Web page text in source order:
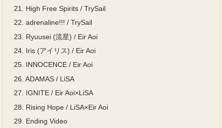
21.
High Free Spirits / TrySail
22. adrenaline!!! / TrySail
23.
Ryuusei (流星) / Eir Aoi
24. Iris (アイリス) / Eir Aoi
25. INNOCENCE / Eir Aoi
26. ADAMAS / LiSA
27.
IGNITE / Eir Aoi×LiSA
28.
Rising Hope / LiSA×Eir Aoi
29.
Ending Video